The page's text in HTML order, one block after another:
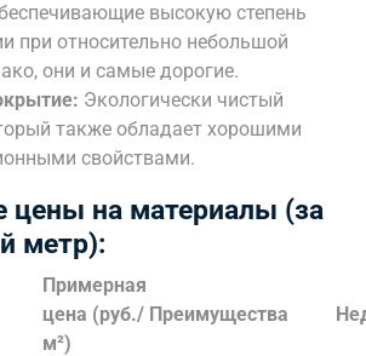
высокую степень
при относительно небольшой
они и самые дорогие.
Экологически чистый
также обладает хорошими
свойствами.
цены на материалы (за
метр):
Примерная
цена (руб./
м²)
Преимущества